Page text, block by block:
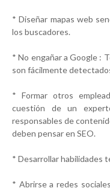
* Diseñar mapas web
los buscadores.
* No engañar a Google :
son fácilmente
* Formar otros
cuestión de un
responsables de
deben pensar en SEO.
* Desarrollar habilidades
* Abrirse a redes